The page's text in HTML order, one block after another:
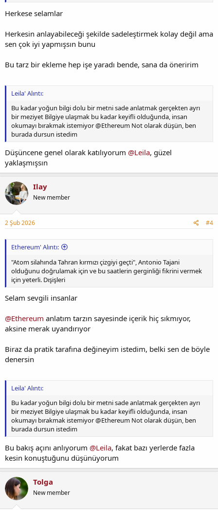
Herkese selamlar
Herkesin anlayabileceği şekilde sadeleştirmek kolay değil ama
sen çok iyi yapmışsın bunu
Bu tarz bir ekleme hep işe yaradı bende, sana da öneririm
Leila' Alıntı:
Bu kadar yoğun bilgi dolu bir metni sade anlatmak gerçekten ayrı
bir meziyet Bilgiye ulaşmak bu kadar keyifli olduğunda, insan
okumayı bırakmak istemiyor @Ethereum Not olarak düşün, ben
burada dursun istedim
Düşüncene genel olarak katılıyorum @Leila, güzel
yaklaşmışsın
Ilay
New member
2 Şub 2026 #4
Ethereum' Alıntı:
"Atom silahında Tahran kırmızı çizgiyi geçti", Antonio Tajani
olduğunu doğrulamak için ve bu saatlerin gerginliği fikrini vermek
için yeterli. Dışişleri
Selam sevgili insanlar
@Ethereum anlatım tarzın sayesinde içerik hiç sıkmıyor,
aksine merak uyandırıyor
Biraz da pratik tarafına değineyim istedim, belki sen de böyle
denersin
Leila' Alıntı:
Bu kadar yoğun bilgi dolu bir metni sade anlatmak gerçekten ayrı
bir meziyet Bilgiye ulaşmak bu kadar keyifli olduğunda, insan
okumayı bırakmak istemiyor @Ethereum Not olarak düşün, ben
burada dursun istedim
Bu bakış açını anlıyorum @Leila, fakat bazı yerlerde fazla
kesin konuştuğunu düşünüyorum
Tolga
New member